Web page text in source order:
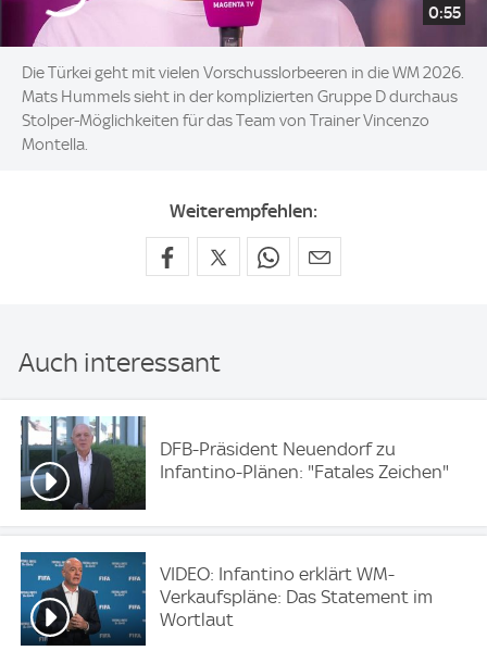
0:55
Die Türkei geht mit vielen Vorschusslorbeeren in die WM 2026.
Mats Hummels sieht in der komplizierten Gruppe D durchaus
Stolper-Möglichkeiten für das Team von Trainer Vincenzo
Montella.
Weiterempfehlen:
Auch interessant
DFB-Präsident Neuendorf zu
Infantino-Plänen: "Fatales Zeichen"
VIDEO: Infantino erklärt WM-
Verkaufspläne: Das Statement im
Wortlaut